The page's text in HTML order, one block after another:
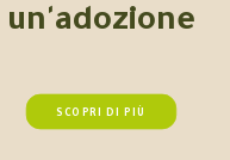
un'adozione
SCOPRI DI PIÙ